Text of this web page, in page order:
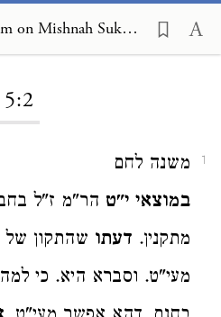
Lechem Shamayim on Mishnah Sukkah 5:2
5:2
1
משנה לחם
במוצאי י"ט הר"מ ז"ל
מתקנין. דעתו שהתקון של
מעי"ט. וסברא היא. כי